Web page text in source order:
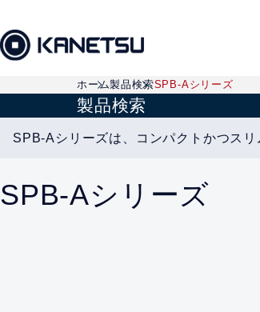
ホーム製品検索SPB-Aシリーズ
製品検索
SPB-Aシリーズは、コンパクトかつス
SPB-Aシリーズ